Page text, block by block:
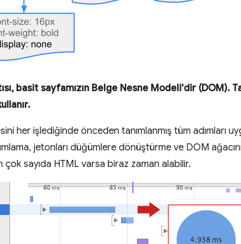
basit sayfamızın Belge Nesne Modeli'dir (DOM).
her işlediğinde önceden tanımlanmış tüm adımları
jetonları düğümlere dönüştürme ve DOM
sayıda HTML varsa biraz zaman alabilir.